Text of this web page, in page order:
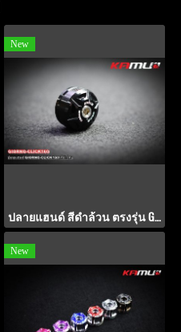
New
ปลายแฮนด์ สีดำล้วน ตรงรุ่น GIORNO+ / CLICK-160
New